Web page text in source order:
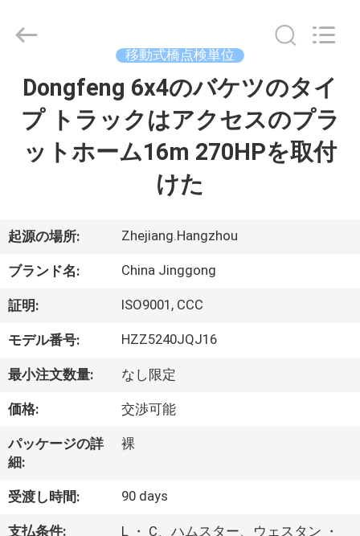
ク
ト
私
達
つ
い
て
2013
PURPOSE
VEHICLE
移動式橋点検単位
Dongfeng 6x4のバケツのタイ
プ トラックはアクセスのプラ
ットホーム16m 270HPを取付
けた
起源の場所: Zhejiang.Hangzhou
ブランド名: China Jinggong
証明: ISO9001, CCC
モデル番号: HZZ5240JQJ16
最小注文数量: なし限定
価格: 交渉可能
パッケージの詳
細:
裸
受渡し時間: 90 days
支払条件:
L ・ C、ハムスター、ウェスタン ・